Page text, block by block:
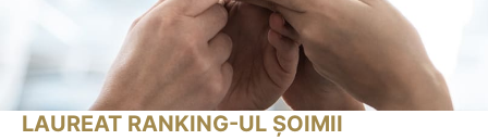
LAUREAT RANKING-UL ȘOIMII